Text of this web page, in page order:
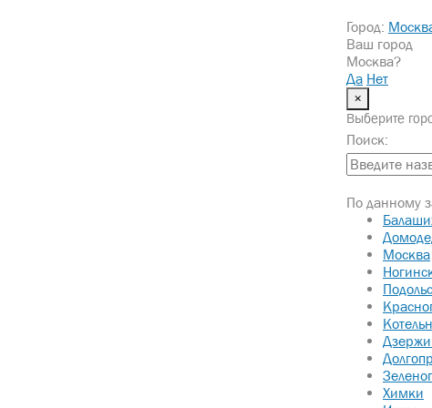
Город:
Ваш город
Москва?
Да Нет
×
Выберите
Поиск:
По данному
Москва
Химки
О КОМПАНИИ
КАРКАСНЫЙ АНГАР